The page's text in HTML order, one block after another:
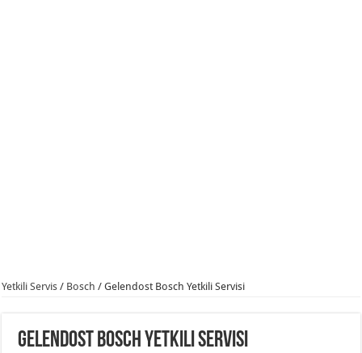
Yetkili Servis / Bosch / Gelendost Bosch Yetkili Servisi
Gelendost Bosch Yetkili Servisi